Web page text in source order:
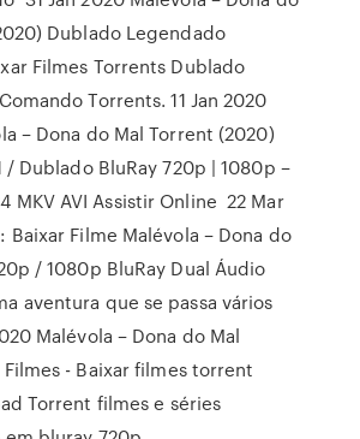
Dublado Legendado
Filmes Torrents Dublado
Torrents. 11 Jan 2020
– Dona do Mal Torrent (2020)
/ Dublado BluRay 720p | 1080p –
MKV AVI Assistir Online 22 Mar
Baixar Filme Malévola – Dona do
/ 1080p BluRay Dual Áudio
aventura que se passa vários
Malévola – Dona do Mal
- Baixar filmes torrent
Torrent filmes e séries